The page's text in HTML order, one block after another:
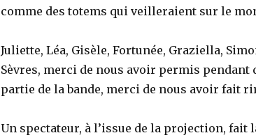
comme des totems qui veilleraient sur le
Juliette, Léa, Gisèle, Fortunée, Graziella,
Sèvres, merci de nous avoir permis pendant
partie de la bande, merci de nous avoir fait
Un spectateur, à l’issue de la projection, fait